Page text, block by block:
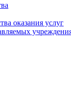
оказания услуг